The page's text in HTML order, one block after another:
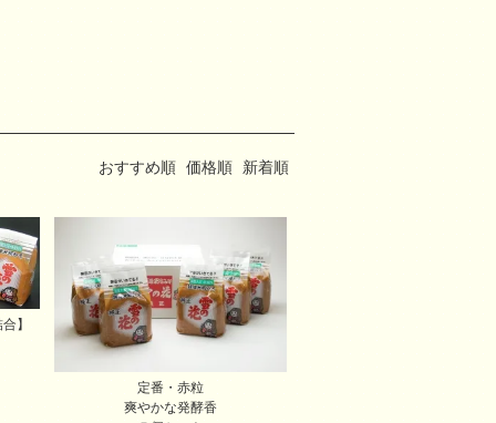
おすすめ順 価格順 新着順
】
定番・赤粒
爽やかな発酵香